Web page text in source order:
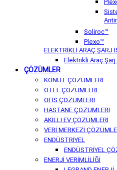
Soliroc™
Plexo™
ELEKTRİKLİ ARAÇ ŞARJ
Elektrikli Araç Şarj
ÇÖZÜMLER
KONUT ÇÖZÜMLERİ
OTEL ÇÖZÜMLERİ
OFİS ÇÖZÜMLERİ
HASTANE ÇÖZÜMLERİ
AKILLI EV ÇÖZÜMLERİ
VERİ MERKEZİ
ENDÜSTRİYEL
ENDÜSTRİYEL
ENERJİ VERİMLİLİĞİ